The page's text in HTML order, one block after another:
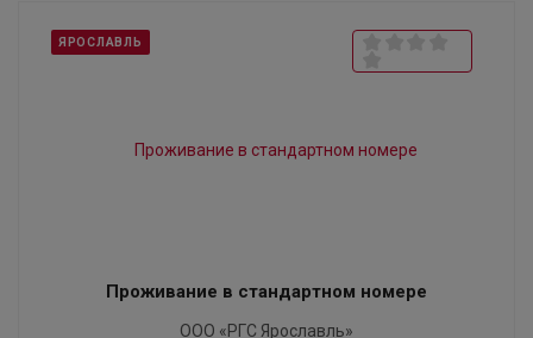
ЯРОСЛАВЛЬ
Проживание в стандартном номере
ООО «РГС Ярославль»